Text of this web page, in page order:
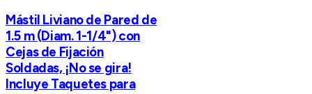
Mástil Liviano de Pared de
1.5 m (Diam. 1-1/4") con
Cejas de Fijación
Soldadas, ¡No se gira!
Incluye Taquetes para